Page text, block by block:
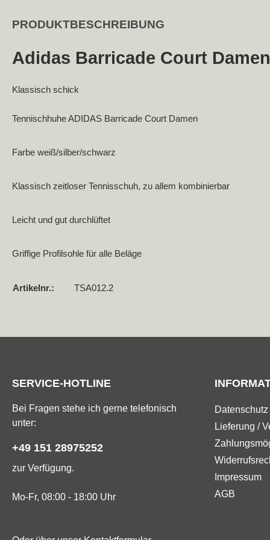
PRODUKTBESCHREIBUNG
Adidas Barricade Court Damen
Klassisch schick
Tennischhuhe ADIDAS Barricade Court Damen
Farbe weiß/silber/schwarz
Klassisch zeitloser Tennisschuh, zu allem kombinierbar
Leicht und gut durchlüftet
Griffige Profilsohle für alle Beläge
Artikelnr.: TSA012.2
SERVICE-HOTLINE
Bei Fragen stehe ich gerne telefonisch
unter:
+49 151 28975252
zur Verfügung.
Mo-Fr, 08:00 - 18:00 Uhr
Datenschutz
Lieferung /
Impressum
AGB